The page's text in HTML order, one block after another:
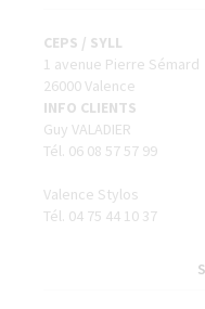
CEPS / SYLL
1 avenue Pierre Sémard
26000 Valence
INFO CLIENTS
Guy VALADIER
Tél. 06 08 57 57 99
Valence Stylos
Tél. 04 75 44 10 37